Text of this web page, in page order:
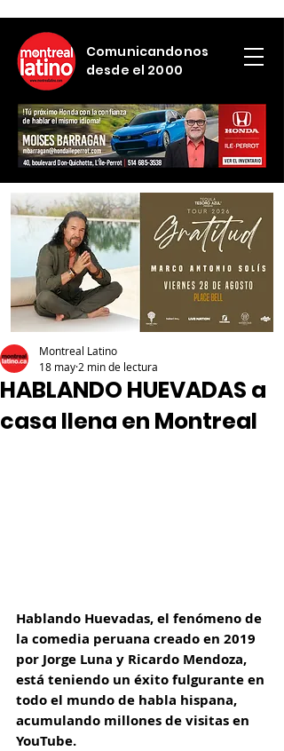
Comunicandonos
desde el 2000
HABLANDO HUEVADAS a
casa llena en Montreal
Montreal Latino
18 may 2 min de lectura
Hablando Huevadas, el fenómeno de
la comedia peruana creado en 2019
por Jorge Luna y Ricardo Mendoza,
está teniendo un éxito fulgurante en
todo el mundo de habla hispana,
acumulando millones de visitas en
YouTube.